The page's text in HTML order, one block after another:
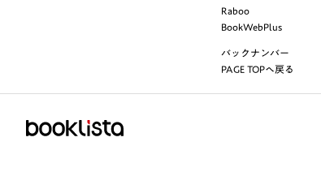
Raboo
BookWebPlus
バックナンバー
PAGE TOPへ戻る